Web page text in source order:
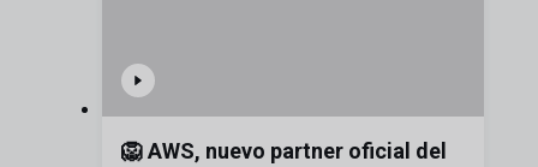
🦁 AWS, nuevo partner oficial del